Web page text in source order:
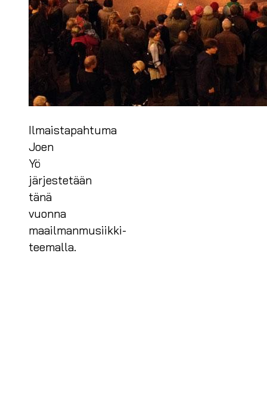
Ilmaistapahtuma
Joen
Yö
järjestetään
tänä
vuonna
maailmanmusiikki-
teemalla.